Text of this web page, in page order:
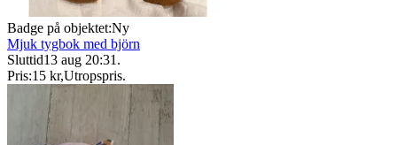
Badge på objektet:Ny
Mjuk tygbok med björn
Sluttid13 aug 20:31 .
Pris:15 kr,Utropspris.